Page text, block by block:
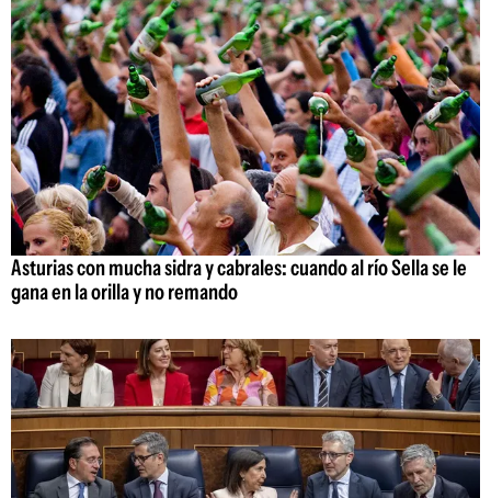
Asturias con mucha sidra y cabrales: cuando al río Sella se le
gana en la orilla y no remando